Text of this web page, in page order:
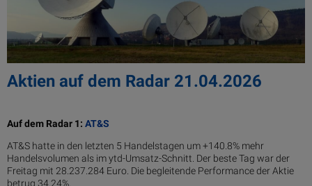
Aktien auf dem Radar 21.04.2026
Auf dem Radar 1: AT&S
AT&S hatte in den letzten 5 Handelstagen um +140.8% mehr
Handelsvolumen als im ytd-Umsatz-Schnitt. Der beste Tag war der
Freitag mit 28.237.284 Euro. Die begleitende Performance der Aktie
betrug 34.24%.